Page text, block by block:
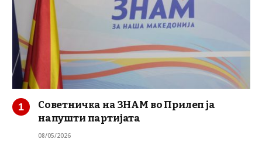
Советничка на ЗНАМ во Прилеп ја
напушти партијата
08/05/2026